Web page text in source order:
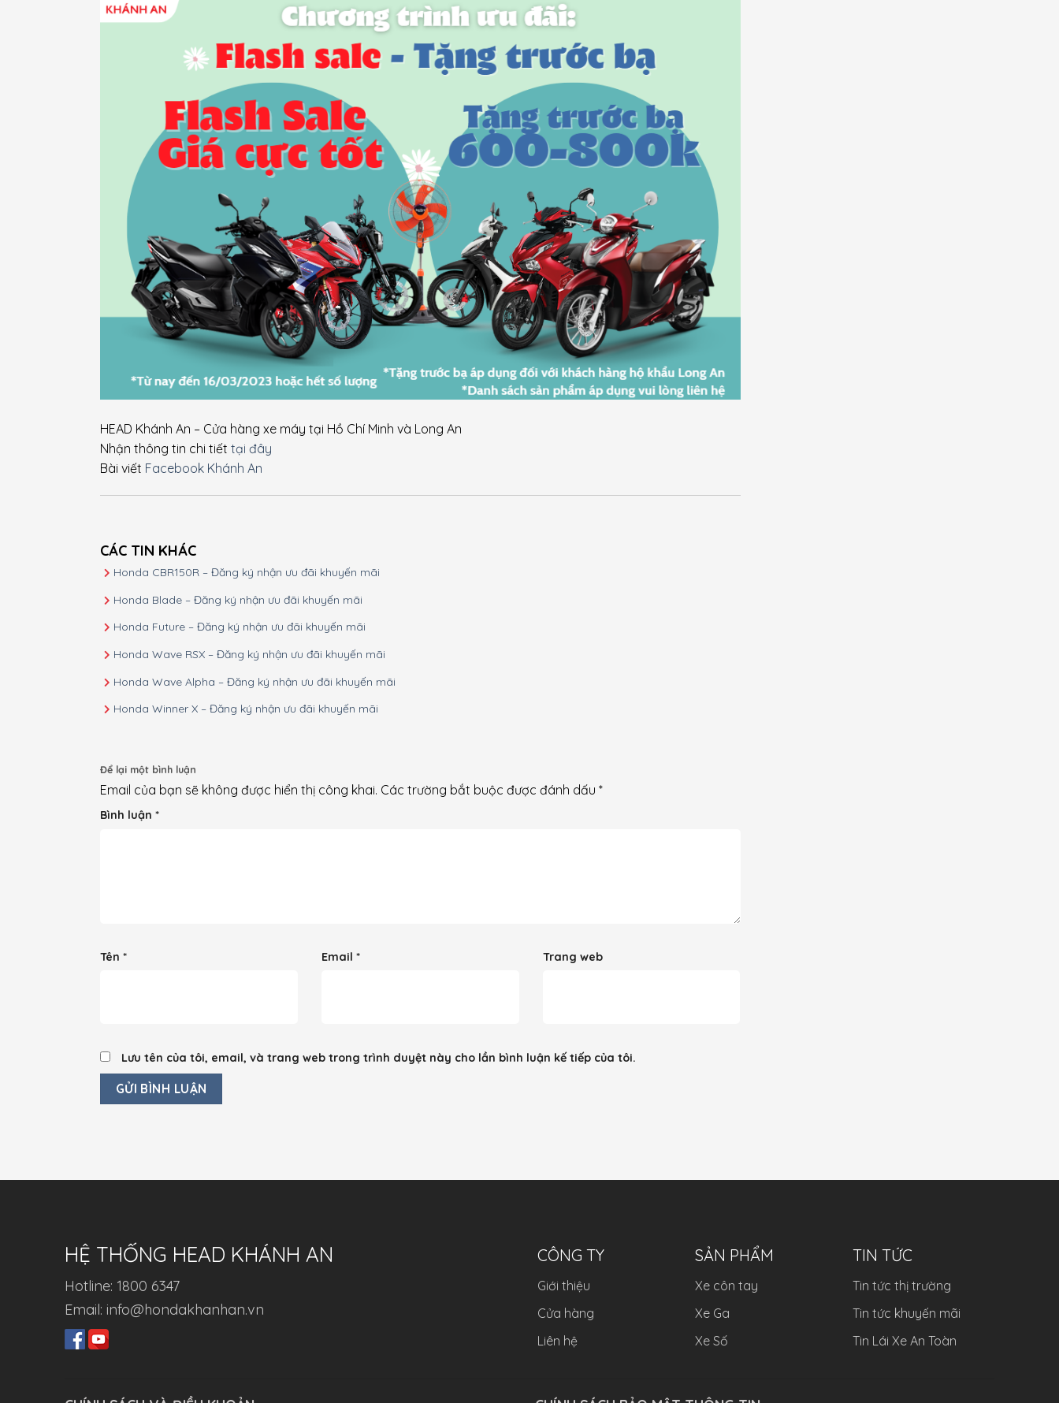
HEAD Khánh An – Cửa hàng xe máy tại Hồ Chí Minh và Long An
Nhận thông tin chi tiết tại đây
Bài viết Facebook Khánh An
CÁC TIN KHÁC
Honda CBR150R – Đăng ký nhận ưu đãi khuyến mãi
Honda Blade – Đăng ký nhận ưu đãi khuyến mãi
Honda Future – Đăng ký nhận ưu đãi khuyến mãi
Honda Wave RSX – Đăng ký nhận ưu đãi khuyến mãi
Honda Wave Alpha – Đăng ký nhận ưu đãi khuyến mãi
Honda Winner X – Đăng ký nhận ưu đãi khuyến mãi
Để lại một bình luận
Email của bạn sẽ không được hiển thị công khai. Các trường bắt buộc được đánh dấu *
Bình luận *
Tên * Email * Trang web
Lưu tên của tôi, email, và trang web trong trình duyệt này cho lần bình luận kế tiếp của tôi.
CÔNG TY
Giới thiệu
Cửa hàng
Liên hệ
SẢN PHẨM
Xe côn tay
Xe Ga
Xe Số
TIN TỨC
Tin tức thị trường
Tin tức khuyến mãi
Tin Lái Xe An Toàn
HỆ THỐNG HEAD KHÁNH AN
Hotline: 1800 6347
Email: info@hondakhanhan.vn